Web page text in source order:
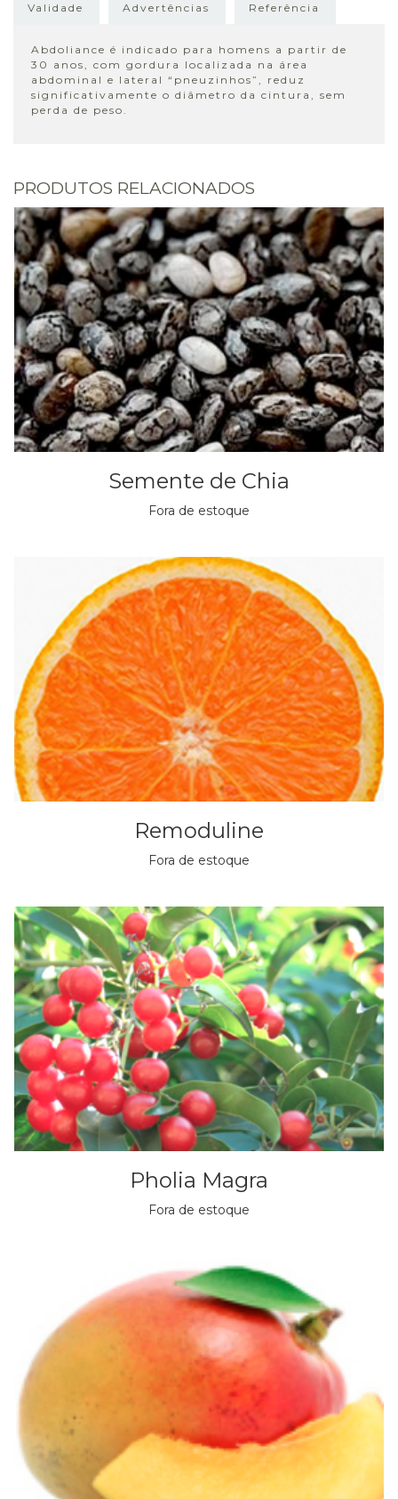
Validade Advertências Referência
Abdoliance é indicado para homens a partir de
30 anos, com gordura localizada na área
abdominal e lateral “pneuzinhos”, reduz
significativamente o diâmetro da cintura, sem
perda de peso.
PRODUTOS RELACIONADOS
Semente de Chia
Fora de estoque
Remoduline
Fora de estoque
Pholia Magra
Fora de estoque